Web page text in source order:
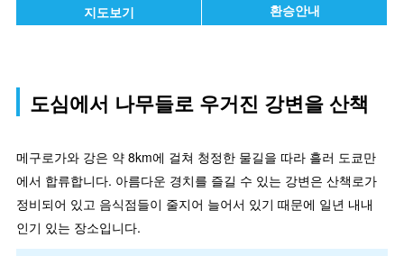
지도보기 환승안내
도심에서 나무들로 우거진 강변을 산책
메구로가와 강은 약 8km에 걸쳐 청정한 물길을 따라 흘러 도쿄만
에서 합류합니다. 아름다운 경치를 즐길 수 있는 강변은 산책로가
정비되어 있고 음식점들이 줄지어 늘어서 있기 때문에 일년 내내
인기 있는 장소입니다.